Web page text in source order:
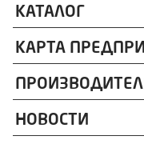
КАТАЛОГ
КАРТА
НОВОСТИ